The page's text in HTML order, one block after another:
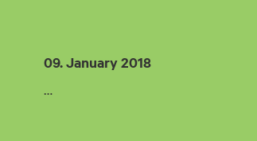
09. January 2018
…